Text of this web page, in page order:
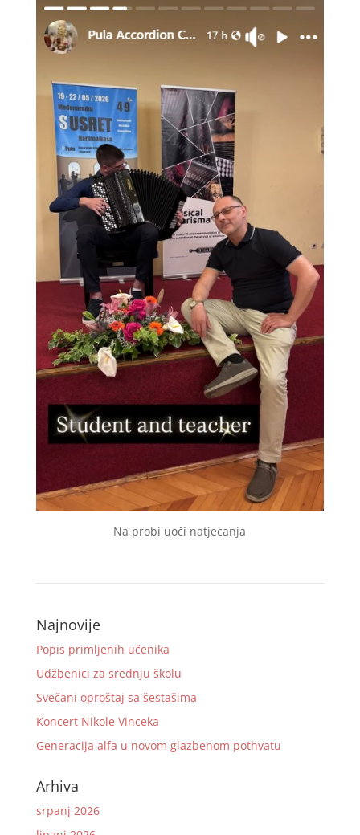
Na probi uoči natjecanja
Najnovije
Popis primljenih učenika
Udžbenici za srednju školu
Svečani oproštaj sa šestašima
Koncert Nikole Vinceka
Generacija alfa u novom glazbenom pothvatu
Arhiva
srpanj 2026